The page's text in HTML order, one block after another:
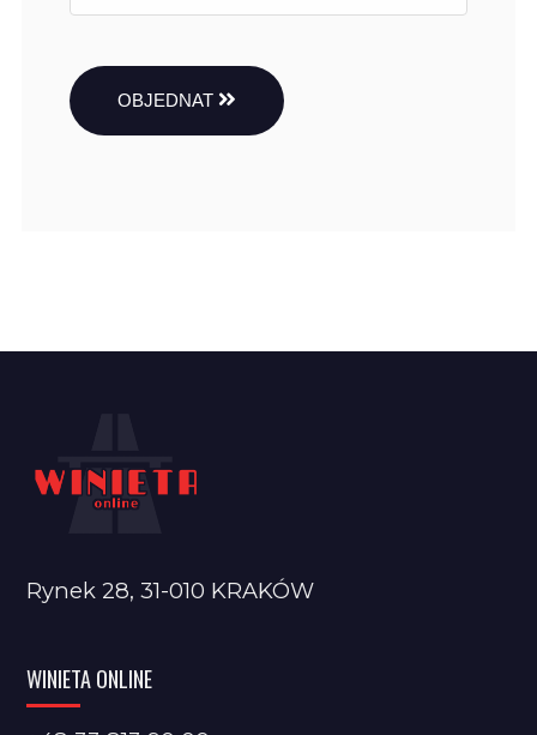
OBJEDNAT
Rynek 28, 31-010 KRAKÓW
WINIETA ONLINE